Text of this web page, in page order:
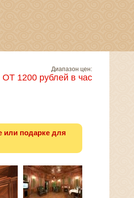
Диапазон цен:
ОТ 1200 рублей в час
или подарке для